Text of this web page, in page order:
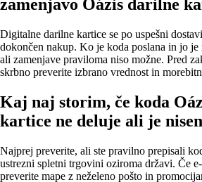
zamenjavo Oázis darilne
Digitalne darilne kartice se po uspešni
dokončen nakup. Ko je koda poslana in jo
ali zamenjave praviloma niso možne. Pred
skrbno preverite izbrano vrednost in
Kaj naj storim, če koda
kartice ne deluje ali je
Najprej preverite, ali ste pravilno prepisali
ustrezni spletni trgovini oziroma državi. Če
preverite mape z neželeno pošto in